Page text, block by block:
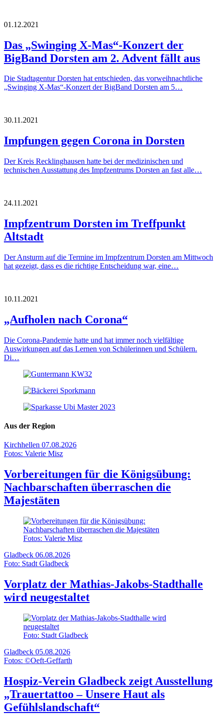
01.12.2021
Das „Swinging X-Mas“-Konzert der
BigBand Dorsten am 2. Advent fällt aus
Die Stadtagentur Dorsten hat entschieden, das vorweihnachtliche
„Swinging X-Mas“-Konzert der BigBand Dorsten am 5…
30.11.2021
Impfungen gegen Corona in Dorsten
Der Kreis Recklinghausen hatte bei der medizinischen und
technischen Ausstattung des Impfzentrums Dorsten an fast alle…
24.11.2021
Impfzentrum Dorsten im Treffpunkt
Altstadt
Der Ansturm auf die Termine im Impfzentrum Dorsten am Mittwoch
hat gezeigt, dass es die richtige Entscheidung war, eine…
10.11.2021
„Aufholen nach Corona“
Die Corona-Pandemie hatte und hat immer noch vielfältige
Auswirkungen auf das Lernen von Schülerinnen und Schülern.
Di…
Aus der Region
Kirchhellen 07.08.2026
Fotos: Valerie Misz
Vorbereitungen für die Königsübung:
Nachbarschaften überraschen die
Majestäten
Fotos: Valerie Misz
Gladbeck 06.08.2026
Foto: Stadt Gladbeck
Vorplatz der Mathias-Jakobs-Stadthalle
wird neugestaltet
Foto: Stadt Gladbeck
Gladbeck 05.08.2026
Fotos: ©Oeft-Geffarth
Hospiz-Verein Gladbeck zeigt Ausstellung
„Trauertattoo – Unsere Haut als
Gefühlslandschaft“